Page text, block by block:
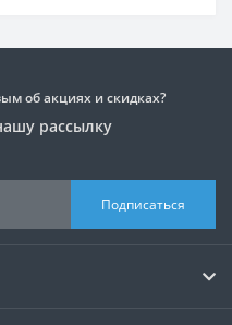
об акциях и скидках?
рассылку
Подписаться